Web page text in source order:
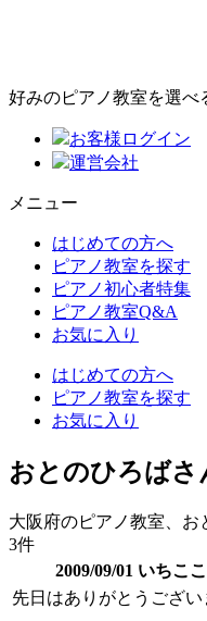
好みのピアノ教室を選べ
お客様ログイン
運営会社
メニュー
はじめての方へ
ピアノ教室を探す
ピアノ初心者特集
ピアノ教室Q&A
お気に入り
はじめての方へ
ピアノ教室を探す
お気に入り
おとのひろば
大阪府のピアノ教室、お
3件
2009/09/01 いちこ
先日はありがとうござい